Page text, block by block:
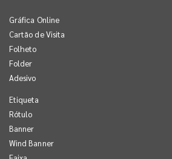
Gráfica Online
Cartão de Visita
Folheto
Folder
Adesivo
Etiqueta
Rótulo
Banner
Wind Banner